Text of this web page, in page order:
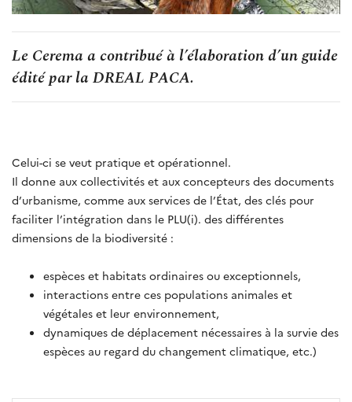
Le Cerema a contribué à l’élaboration d’un guide
édité par la DREAL PACA.
Celui-ci se veut pratique et opérationnel.
Il donne aux collectivités et aux concepteurs des documents
d’urbanisme, comme aux services de l’État, des clés pour
faciliter l’intégration dans le PLU(i). des différentes
dimensions de la biodiversité :
espèces et habitats ordinaires ou exceptionnels,
interactions entre ces populations animales et
végétales et leur environnement,
dynamiques de déplacement nécessaires à la survie des
espèces au regard du changement climatique, etc.)